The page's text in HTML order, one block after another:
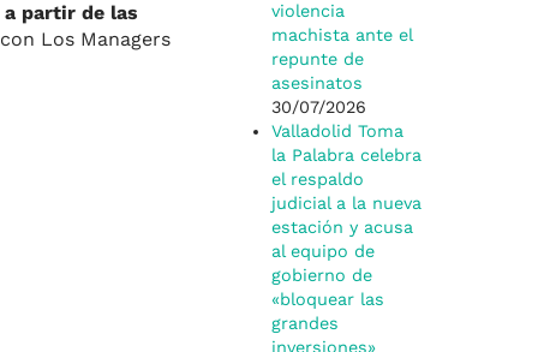
a partir de las
con Los Managers
violencia
machista ante el
repunte de
asesinatos
30/07/2026
Valladolid Toma
la Palabra celebra
el respaldo
judicial a la nueva
estación y acusa
al equipo de
gobierno de
«bloquear las
grandes
inversiones»